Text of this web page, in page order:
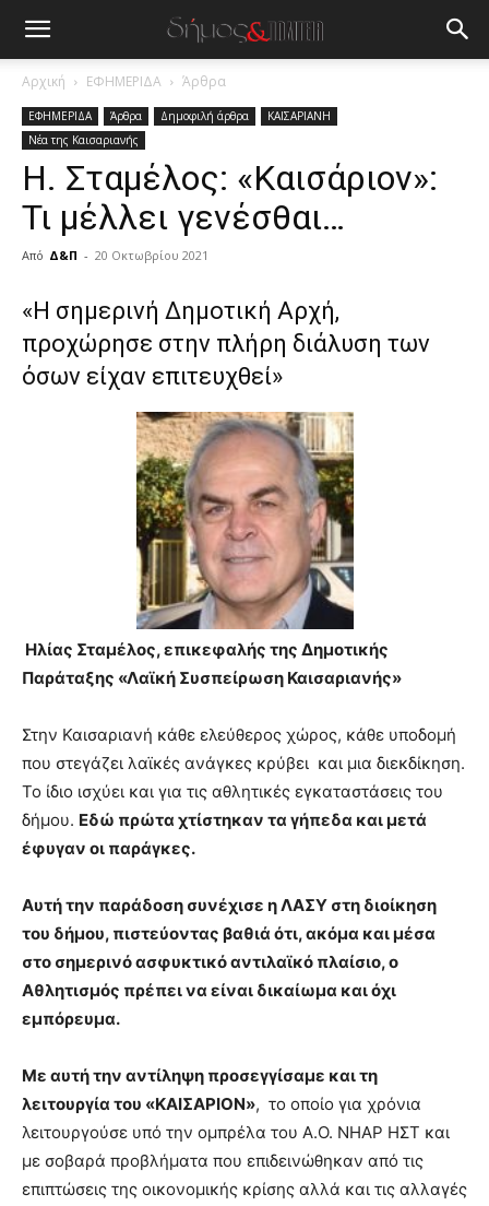
Αρχική ΕΦΗΜΕΡΙΔΑ Άρθρα
ΕΦΗΜΕΡΙΔΑ Άρθρα Δημοφιλή άρθρα
ΚΑΙΣΑΡΙΑΝΗ
Νέα της Καισαριανής
Η. Σταμέλος: «Καισάριον»:
Τι μέλλει γενέσθαι…
Από Δ&Π - 20 Οκτωβρίου 2021
lesbians
very
hot
cam
pornhun
hd
porn
«Η σημερινή Δημοτική Αρχή,
προχώρησε στην πλήρη διάλυση των
όσων είχαν επιτευχθεί»
Ηλίας Σταμέλος, επικεφαλής της Δημοτικής
Παράταξης «Λαϊκή Συσπείρωση Καισαριανής»
Στην Καισαριανή κάθε ελεύθερος χώρος, κάθε υποδομή
που στεγάζει λαϊκές ανάγκες κρύβει και μια διεκδίκηση.
Το ίδιο ισχύει και για τις αθλητικές εγκαταστάσεις του
δήμου. Εδώ πρώτα χτίστηκαν τα γήπεδα και μετά
έφυγαν οι παράγκες.
Αυτή την παράδοση συνέχισε η ΛΑΣΥ στη διοίκηση
του δήμου, πιστεύοντας βαθιά ότι, ακόμα και μέσα
στο σημερινό ασφυκτικό αντιλαϊκό πλαίσιο, ο
Αθλητισμός πρέπει να είναι δικαίωμα και όχι
εμπόρευμα.
Με αυτή την αντίληψη προσεγγίσαμε και τη
λειτουργία του «ΚΑΙΣΑΡΙΟΝ», το οποίο για χρόνια
λειτουργούσε υπό την ομπρέλα του Α.Ο. ΝΗΑΡ ΗΣΤ και
με σοβαρά προβλήματα που επιδεινώθηκαν από τις
επιπτώσεις της οικονομικής κρίσης αλλά και τις αλλαγές